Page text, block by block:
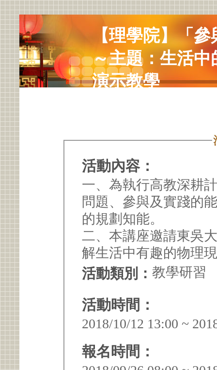
【理學院】「
～主題：生活
演示教學
活動內容：
一、為執行高教深耕
問題、參與及實踐的
的規劃知能。
二、本講座邀請東吳
解生活中有趣的物理
活動類別： 教學研習
活動時間：
2018/10/12 13:00 ~
報名時間：